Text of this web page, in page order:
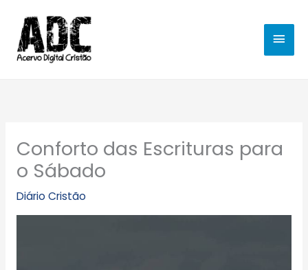
para
conteúdo
Conforto das Escrituras para
o Sábado
Diário Cristão